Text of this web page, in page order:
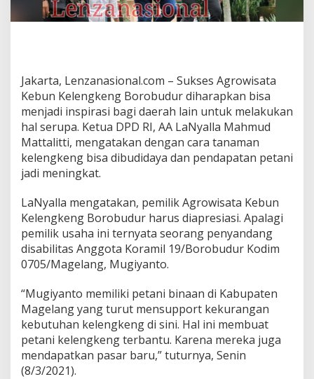
r
o
t
a
K
e
l
e
n
e
n
g
B
o
r
u
d
u
r
B
i
Jakarta, Lenzanasional.com – Sukses Agrowisata
Kebun Kelengkeng Borobudur diharapkan bisa
menjadi inspirasi bagi daerah lain untuk melakukan
hal serupa. Ketua DPD RI, AA LaNyalla Mahmud
Mattalitti, mengatakan dengan cara tanaman
kelengkeng bisa dibudidaya dan pendapatan petani
jadi meningkat.
LaNyalla mengatakan, pemilik Agrowisata Kebun
Kelengkeng Borobudur harus diapresiasi. Apalagi
pemilik usaha ini ternyata seorang penyandang
disabilitas Anggota Koramil 19/Borobudur Kodim
0705/Magelang, Mugiyanto.
“Mugiyanto memiliki petani binaan di Kabupaten
Magelang yang turut mensupport kekurangan
kebutuhan kelengkeng di sini. Hal ini membuat
petani kelengkeng terbantu. Karena mereka juga
mendapatkan pasar baru,” tuturnya, Senin
(8/3/2021).